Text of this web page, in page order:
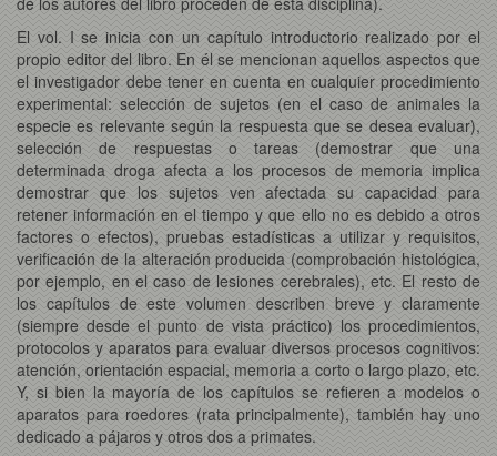
El vol. I se inicia con un capítulo introductorio realizado por el
propio editor del libro. En él se mencionan aquellos aspectos que
el investigador debe tener en cuenta en cualquier procedimiento
experimental: selección de sujetos (en el caso de animales la
especie es relevante según la respuesta que se desea evaluar),
selección de respuestas o tareas (demostrar que una
determinada droga afecta a los procesos de memoria implica
demostrar que los sujetos ven afectada su capacidad para
retener información en el tiempo y que ello no es debido a otros
factores o efectos), pruebas estadísticas a utilizar y requisitos,
verificación de la alteración producida (comprobación histológica,
por ejemplo, en el caso de lesiones cerebrales), etc. El resto de
los capítulos de este volumen describen breve y claramente
(siempre desde el punto de vista práctico) los procedimientos,
protocolos y aparatos para evaluar diversos procesos cognitivos:
atención, orientación espacial, memoria a corto o largo plazo, etc.
Y, si bien la mayoría de los capítulos se refieren a modelos o
aparatos para roedores (rata principalmente), también hay uno
dedicado a pájaros y otros dos a primates.